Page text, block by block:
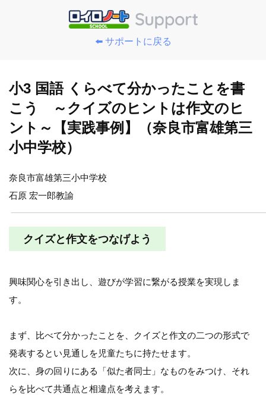
⬅️ サポートに戻る
小3 国語 くらべて分かったことを書
こう ～クイズのヒントは作文のヒ
ント～【実践事例】（奈良市富雄第三
小中学校）
奈良市富雄第三小中学校
石原 宏一郎教諭
クイズと作文をつなげよう
興味関心を引き出し、遊びが学習に繋がる授業を実現しま
す。
まず、比べて分かったことを、クイズと作文の二つの形式で
発表するとい見通しを児童たちに持たせます。
次に、身の回りにある「似た者同士」なものをみつけ、それ
らを比べて共通点と相違点を考えます。